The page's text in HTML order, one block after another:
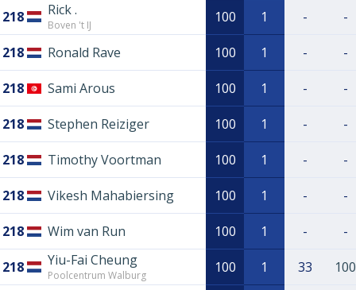
218 Rick .
Boven 't IJ 100 1 - -
218 Ronald Rave 100 1 - -
218 Sami Arous 100 1 - -
218 Stephen Reiziger 100 1 - -
218 Timothy Voortman 100 1 - -
218 Vikesh Mahabiersing 100 1 - -
218 Wim van Run 100 1 - -
218 Yiu-Fai Cheung
Poolcentrum Walburg 100 1 33 100